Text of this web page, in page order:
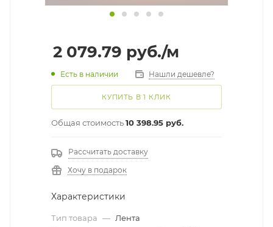
2 079.79 руб./м
Есть в наличии Нашли дешевле?
КУПИТЬ В 1 КЛИК
Общая стоимость10 398.95 руб.
Рассчитать доставку
Хочу в подарок
Характеристики
Тип товара — Лента